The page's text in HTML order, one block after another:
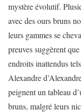
mystère évolutif.
avec des ours bruns
leurs gammes se
preuves suggèrent
endroits inattendus
Alexandre
peignent un tableau
bruns, malgré leurs